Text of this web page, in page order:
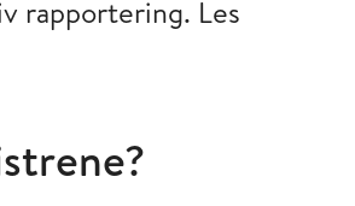
rapportering. Les